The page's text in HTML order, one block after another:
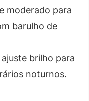
moderado para
barulho de
brilho para
noturnos.